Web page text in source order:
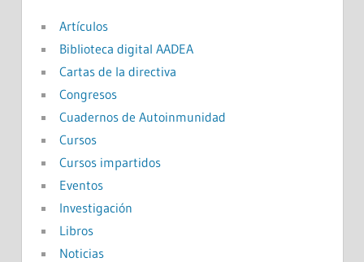
Artículos
Biblioteca digital AADEA
Cartas de la directiva
Congresos
Cuadernos de Autoinmunidad
Cursos
Cursos impartidos
Eventos
Investigación
Libros
Noticias